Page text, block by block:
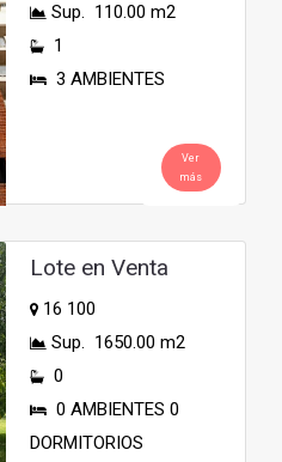
Sup. 110.00 m2
1
3 AMBIENTES
Ver
más
Lote en Venta
16 100
Sup. 1650.00 m2
0
0 AMBIENTES 0
DORMITORIOS